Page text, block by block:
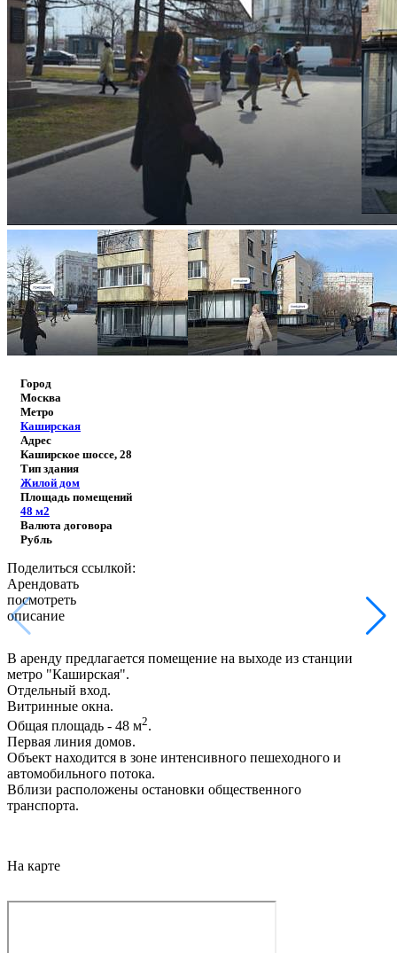
Город
Москва
Метро
Каширская
Адрес
Каширское шоссе, 28
Тип здания
Жилой дом
Площадь помещений
48 м2
Валюта договора
Рубль
Поделиться ссылкой:
Арендовать
посмотреть
описание
В аренду предлагается помещение на выходе из станции
метро "Каширская".
Отдельный вход.
Витринные окна.
Общая площадь - 48 м2.
Первая линия домов.
Объект находится в зоне интенсивного пешеходного и
автомобильного потока.
Вблизи расположены остановки общественного
транспорта.
На карте